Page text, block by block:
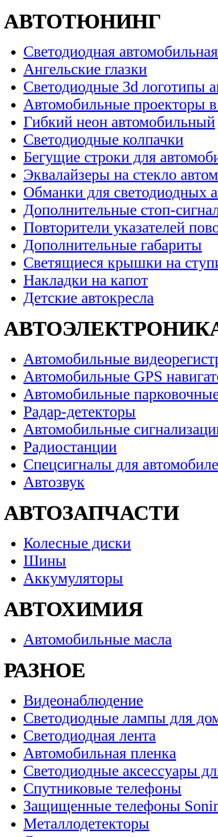
АВТОТЮНИНГ
Светодиодная
Ангельские глазки
Светодиодные 3d логотипы
Автомобильные проекторы
Гибкий неон автомобильный
Светодиодные колпачки
Бегущие строки для
Эквалайзеры на стекло
Обманки для светодиодных
Дополнительные стоп-
Повторители указателей
Дополнительные габариты
Светящиеся крышки на
Накладки на капот
Детские автокресла
Автомобильные
Автомобильные GPS
Автомобильные
Радар-детекторы
Автомобильные
Радиостанции
Спецсигналы для
Автозвук
АВТОЗАПЧАСТИ
Колесные диски
Шины
Аккумуляторы
АВТОХИМИЯ
Автомобильные масла
РАЗНОЕ
Видеонаблюдение
Светодиодные лампы для
Светодиодная лента
Автомобильная пленка
Светодиодные аксессуары
Спутниковые телефоны
Защищенные телефоны
Металлодетекторы